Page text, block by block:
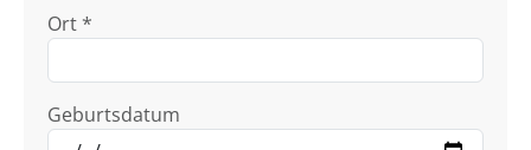
Ort *
Geburtsdatum